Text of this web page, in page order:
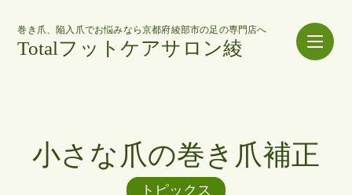
巻き爪、陥入爪でお悩みなら京都府綾部市の足の専門店へ
Totalフットケアサロン綾
小さな爪の巻き爪補正
トピックス